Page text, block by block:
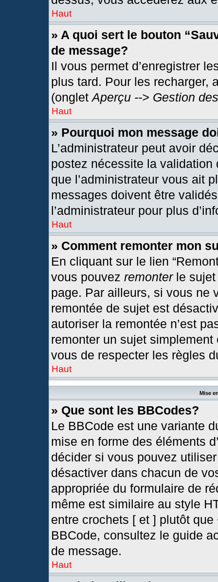
Haut
» A quoi sert le bouton
de message?
Il vous permet d’enregistrer
plus tard. Pour les recharger,
(ongletAperçu --> Gestion
Haut
» Pourquoi mon message
L’administrateur peut avoir
postez nécessite la
que l’administrateur vous ait
messages doivent être
l’administrateur pour plus
Haut
» Comment remonter mon
En cliquant sur le lien
vous pouvez remonterle sujet
page. Par ailleurs, si vous ne
remontée de sujet est
autoriser la remontée n’est
remonter un sujet
vous de respecter les règles
Haut
Mise
» Que sont les BBCodes?
Le BBCode est une variante
mise en forme des éléments
décider si vous pouvez
désactiver dans chacun de
appropriée du formulaire de
même est similaire au style
entre crochets [ et ] plutôt
BBCode, consultez le guide
de message.
Haut